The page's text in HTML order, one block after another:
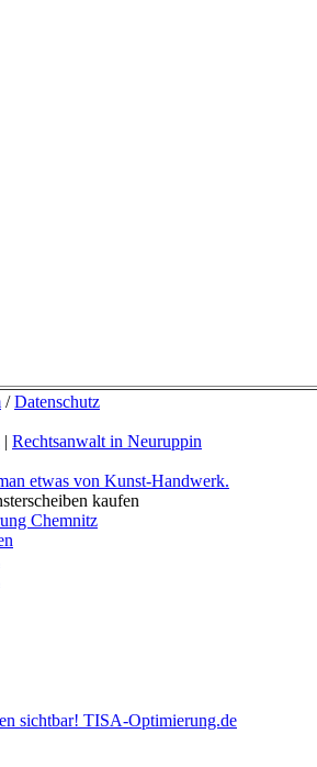
/Datenschutz
| Rechtsanwalt in Neuruppin
etwas von Kunst-Handwerk.
kaufen
Chemnitz
sichtbar! TISA-Optimierung.de